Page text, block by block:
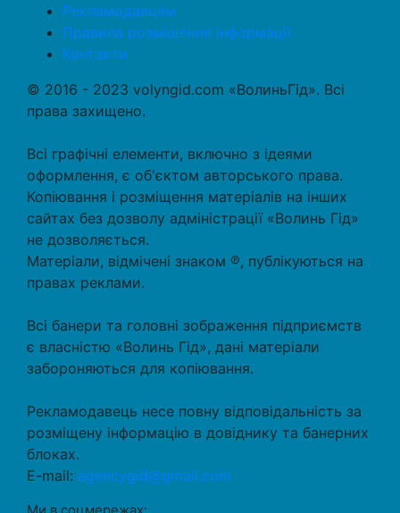
Рекламодавцям
Правила розміщення інформації
Контакти
© 2016 - 2023 volyngid.com «ВолиньГід». Всі
права захищено.
Всі графічні елементи, включно з ідеями
оформлення, є об'єктом авторського права.
Копіювання і розміщення матеріалів на інших
сайтах без дозволу адміністрації «Волинь Гід»
не дозволяється.
Матеріали, відмічені знаком ℗, публікуються на
правах реклами.
Всі банери та головні зображення підприємств
є власністю «Волинь Гід», дані матеріали
забороняються для копіювання.
Рекламодавець несе повну відповідальність за
розміщену інформацію в довіднику та банерних
блоках.
E-mail: agencygid@gmail.com
Ми в соцмережах: